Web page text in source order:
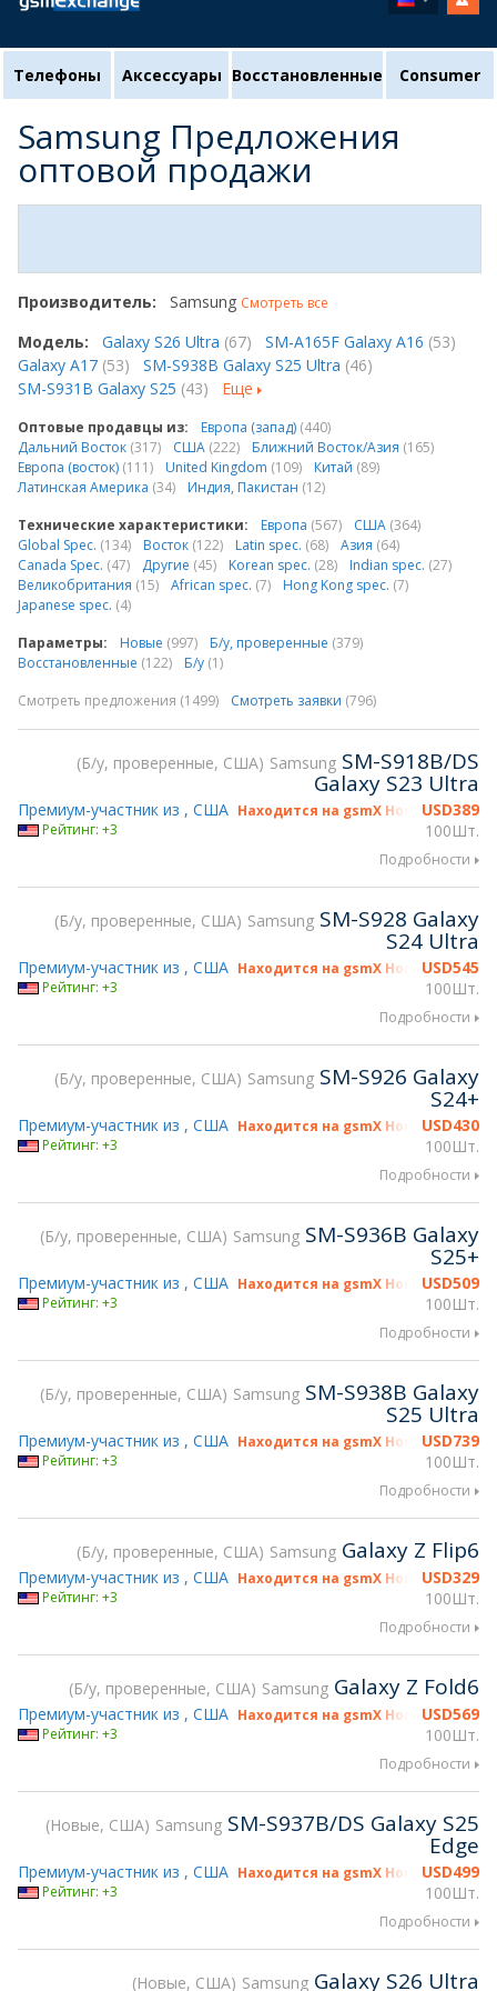
Телефоны Аксессуары Восстановленные Consumer
Samsung Предложения
оптовой продажи
Производитель: Samsung Смотреть все
Модель: Galaxy S26 Ultra (67) SM-A165F Galaxy A16 (53)
Galaxy A17 (53) SM-S938B Galaxy S25 Ultra (46)
SM-S931B Galaxy S25 (43) Еще
Оптовые продавцы из: Европа (запад) (440)
Дальний Восток (317) США (222) Ближний Восток/Азия (165)
Европа (восток) (111) United Kingdom (109) Китай (89)
Латинская Америка (34) Индия, Пакистан (12)
Технические характеристики:
Европа (567) США (364)
Global Spec. (134) Восток (122) Latin spec. (68) Азия (64)
Canada Spec. (47) Другие (45) Korean spec. (28) Indian spec. (27)
Великобритания (15) African spec. (7) Hong Kong spec. (7)
Japanese spec. (4)
Параметры:
Новые (997) Б/у, проверенные (379)
Восстановленные (122) Б/у (1)
Смотреть предложения (1499)
Смотреть заявки (796)
Б/у, проверенные, США Samsung SM-S918B/DS
Galaxy S23 Ultra
USD389
100Шт.
Премиум-участник из , США Находится на gsmX Hong Kong 2026
Рейтинг: +3
Подробности
Б/у, проверенные, США Samsung SM-S928 Galaxy
S24 Ultra
USD545
100Шт.
Премиум-участник из , США Находится на gsmX Hong Kong 2026
Рейтинг: +3
Подробности
Б/у, проверенные, США Samsung SM-S926 Galaxy
S24+
USD430
100Шт.
Премиум-участник из , США Находится на gsmX Hong Kong 2026
Рейтинг: +3
Подробности
Б/у, проверенные, США Samsung SM-S936B Galaxy
S25+
USD509
100Шт.
Премиум-участник из , США Находится на gsmX Hong Kong 2026
Рейтинг: +3
Подробности
Б/у, проверенные, США Samsung SM-S938B Galaxy
S25 Ultra
USD739
100Шт.
Премиум-участник из , США Находится на gsmX Hong Kong 2026
Рейтинг: +3
Подробности
Б/у, проверенные, США Samsung Galaxy Z Flip6
USD329
100Шт.
Премиум-участник из , США Находится на gsmX Hong Kong 2026
Рейтинг: +3
Подробности
Б/у, проверенные, США Samsung Galaxy Z Fold6
USD569
100Шт.
Премиум-участник из , США Находится на gsmX Hong Kong 2026
Рейтинг: +3
Подробности
Новые, США Samsung SM-S937B/DS Galaxy S25
Edge
USD499
100Шт.
Премиум-участник из , США Находится на gsmX Hong Kong 2026
Рейтинг: +3
Подробности
Новые, США Samsung Galaxy S26 Ultra